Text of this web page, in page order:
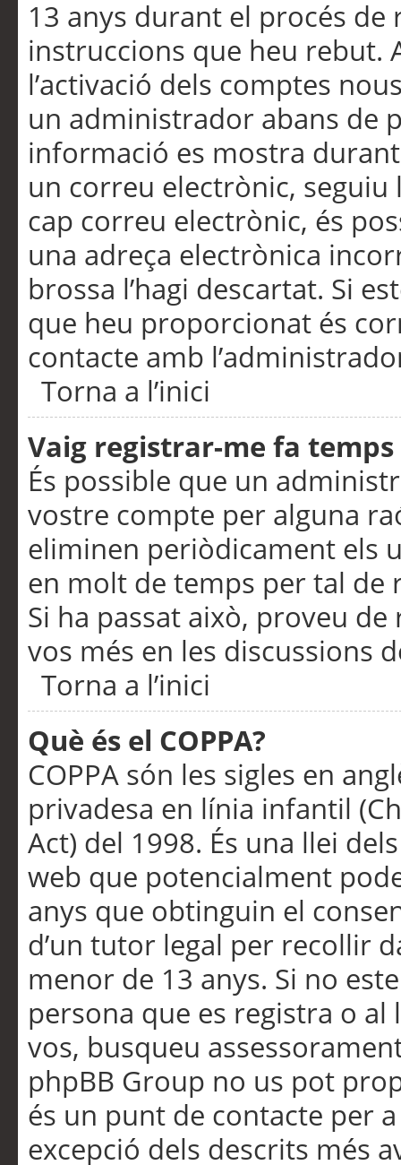
13 anys durant el procés de
instruccions que heu rebut.
l’activació dels comptes
un administrador abans de
informació es mostra
un correu electrònic,
cap correu electrònic, és
una adreça electrònica
brossa l’hagi descartat. Si
que heu proporcionat és
contacte amb
Torna a l’inici
Vaig registrar-me fa
És possible que un
vostre compte per alguna
eliminen periòdicament els
en molt de temps per tal de
Si ha passat això, proveu
vos més en les discussions
Torna a l’inici
Què és el COPPA?
COPPA són les sigles en
privadesa en línia infantil
Act) del 1998. És una llei
web que potencialment
anys que obtinguin el
d’un tutor legal per recollir
menor de 13 anys. Si no
persona que es registra o
vos, busqueu
phpBB Group no us pot
és un punt de contacte per
excepció dels descrits més